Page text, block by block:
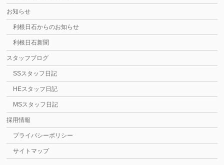
お知らせ
利根日石からのお知らせ
利根日石新聞
スタッフブログ
SSスタッフ日記
HEスタッフ日記
MSスタッフ日記
採用情報
プライバシーポリシー
サイトマップ